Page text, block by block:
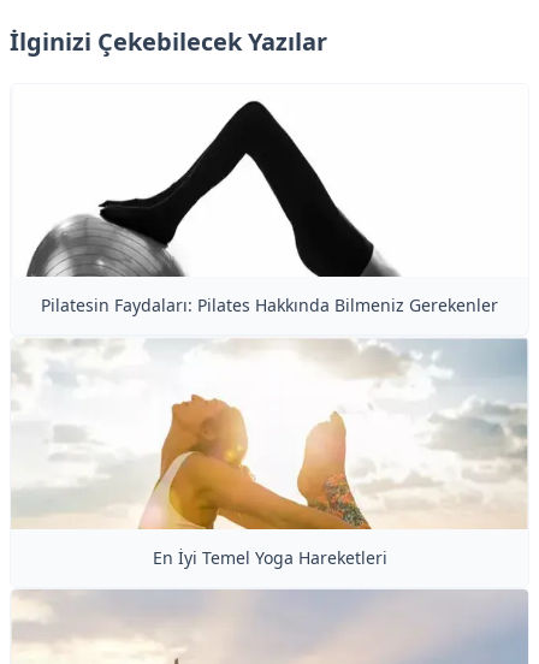
İlginizi Çekebilecek Yazılar
Pilatesin Faydaları: Pilates Hakkında Bilmeniz Gerekenler
En İyi Temel Yoga Hareketleri